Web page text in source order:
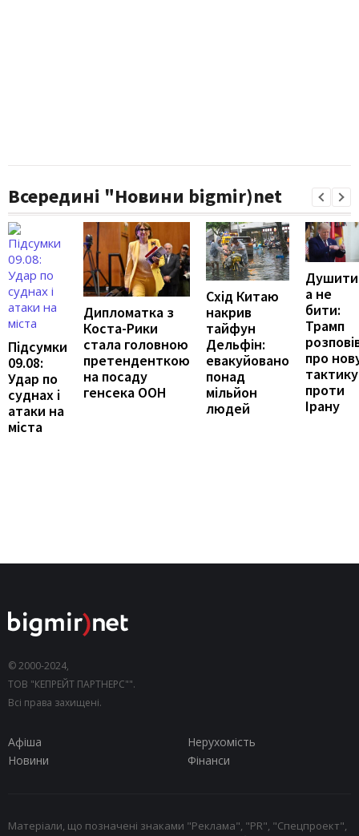
Всередині "Новини bigmir)net
Підсумки
09.08:
Удар по
суднах і
атаки на
міста
Дипломатка з
Коста-Рики
стала головною
претенденткою
на посаду
генсека ООН
Схід Китаю
накрив
тайфун
Дельфін:
евакуйовано
понад
мільйон
людей
а не
бити:
Трамп
про
тактику
проти
Ірану
© 2000-2024,
ТОВ "КЕПРЕЙТ ПАРТНЕРС"".
Всі права захищені.
Афіша
Нерухомість
Новини
Фінанси
Матеріали, що позначені знаками "Реклама", "PR", "Спецпроект",